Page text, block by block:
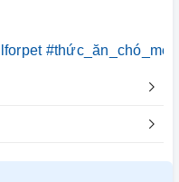
#thức_ăn_chó_mèo